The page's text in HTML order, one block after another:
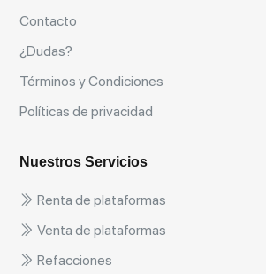
Contacto
¿Dudas?
Términos y Condiciones
Políticas de privacidad
Nuestros Servicios
Renta de plataformas
Venta de plataformas
Refacciones